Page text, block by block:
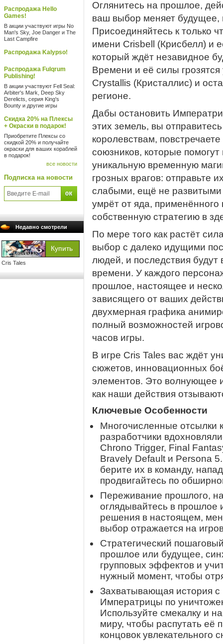
Распродажа Hello
Games!
В акции участвуют игры No
Man's Sky, Joe Danger и The
Last Campfire
Распродажа Kalypso!
Распродажа Fulqrum
Publishing!
В акции участвуют Fell Seal:
Arbiter's Mark, Deep Sky
Derelicts, серия King's
Bounty и другие игры
Скидка 20% на Плексы
+ Окраски в подарок!
Приобретите Плексы со
скидкой 20% и получайте
окраски для ваших кораблей
в подарок!
все новости
Подписка на новости
Недавно смотрели
Cris Tales
Оглянитесь на прошлое,
ваш выбор меняет будущее,
Присоединяйтесь к только
имени Crisbell (Крисбелл) и
который ждёт незавидное
Времени и её силы грозятся
Crystallis (Кристаллис) и
регионе.
Дабы остановить
этих земель, вы
королевствам,
союзников, которые
уникальную временную
грозных врагов: отправьте
слабыми, ещё не развитыми
умрёт от яда,
собственную стратегию в
По мере того как растёт
выбор с далеко идущими
людей, и последствия
времени. У каждого
прошлое, настоящее и
зависящего от ваших
двухмерная графика
полный возможностей
часов игры.
В игре Cris Tales вас ждёт
сюжетов, инновационных
элементов. Это волнующее
как наши действия
Ключевые Особенности
Многочисленные отсылки
разработчики
Chrono Trigger, Final
Bravely Default и Persona
берите их в команду,
продвигайтесь по
Переживание прошлого,
оглядывайтесь в прошлое
решения в настоящем,
выбор отражается на
Стратегический
прошлое или будущее,
групповых эффектов и
нужный момент, чтобы
Захватывающая история
Императрицы по
Используйте смекалку и
миру, чтобы распутать её
концовок увлекательного